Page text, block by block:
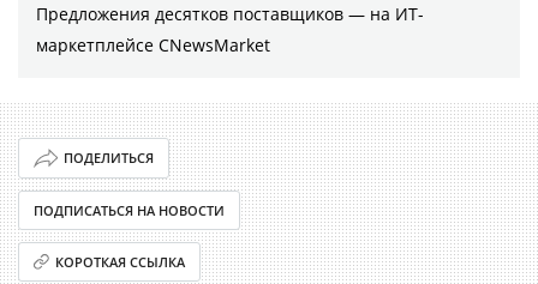
Предложения десятков поставщиков ― на ИТ-
маркетплейсе CNewsMarket
ПОДЕЛИТЬСЯ
ПОДПИСАТЬСЯ НА НОВОСТИ
КОРОТКАЯ ССЫЛКА